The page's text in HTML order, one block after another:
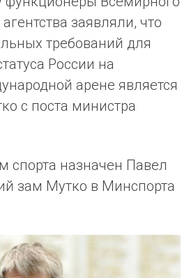
заявляли, что
требований для
России на
арене является
с поста министра
спорта назначен Павел
зам Мутко в Минспорта